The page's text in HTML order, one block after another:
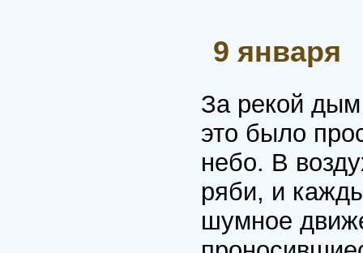
9 января
За рекой
это было
небо. В
ряби, и
шумное